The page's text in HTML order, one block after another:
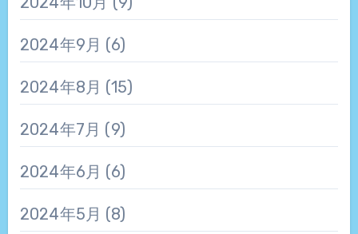
2024年9月 (6)
2024年8月 (15)
2024年7月 (9)
2024年6月 (6)
2024年5月 (8)